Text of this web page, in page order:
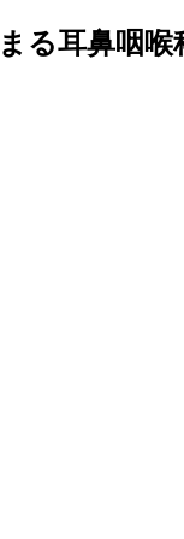
る耳鼻咽喉